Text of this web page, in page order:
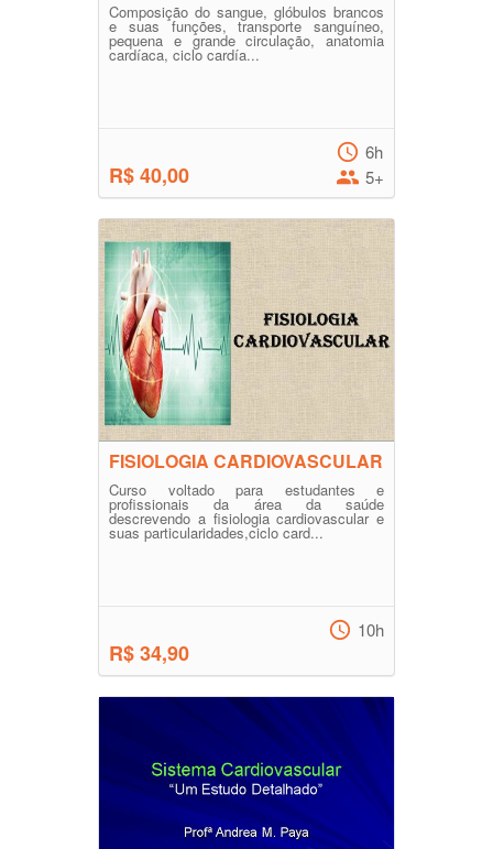
Composição do sangue, glóbulos brancos
e suas funções, transporte sanguíneo,
pequena e grande circulação, anatomia
cardíaca, ciclo cardía...
R$ 40,00
6h
5+
FISIOLOGIA CARDIOVASCULAR
Curso voltado para estudantes e
profissionais da área da saúde
descrevendo a fisiologia cardiovascular e
suas particularidades,ciclo card...
R$ 34,90
10h